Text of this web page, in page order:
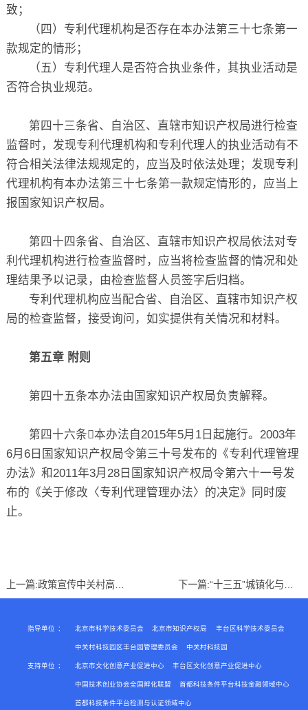
致；
（四）专利代理机构是否存在本办法第三十七条第一
款规定的情形；
（五）专利代理人是否符合执业条件，其执业活动是
否符合执业规范。
第四十三条省、自治区、直辖市知识产权局进行检查
监督时，发现专利代理机构和专利代理人的执业活动有不
符合相关法律法规规定的，应当及时依法处理；发现专利
代理机构有本办法第三十七条第一款规定情形的，应当上
报国家知识产权局。
第四十四条省、自治区、直辖市知识产权局依法对专
利代理机构进行检查监督时，应当将检查监督的情况和处
理结果予以记录，由检查监督人员签字后归档。
专利代理机构应当配合省、自治区、直辖市知识产权
局的检查监督，接受询问，如实提供有关情况和材料。
第五章 附则
第四十五条本办法由国家知识产权局负责解释。
第四十六条本办法自2015年5月1日起施行。2003年
6月6日国家知识产权局令第三十号发布的《专利代理管理
办法》和2011年3月28日国家知识产权局令第六十一号发
布的《关于修改〈专利代理管理办法〉的决定》同时废
止。
上一篇: 政策宣传中关村高新技术企业 下一篇:
指导单位 ： 北京市科学技术委员会 北京市知识产权局 丰台区科学技术委员会
中关村科技园区丰台园管理委员会 中关村科技园
支持单位 ： 北京市文化创意产业促进中心 丰台区文化创意产业促进中心
中国技术创业协会全国孵化联盟 首都科技条件平台科技金融领域中心
首都科技条件平台检测与认证领域中心